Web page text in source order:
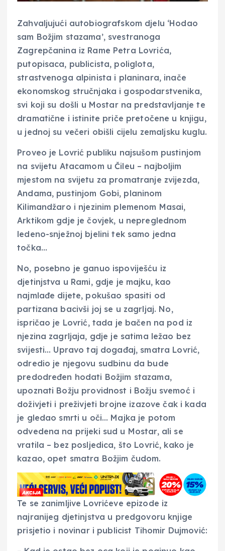
Zahvaljujući autobiografskom djelu ‘Hodao
sam Božjim stazama’, svestranoga
Zagrepčanina iz Rame Petra Lovrića,
putopisaca, publicista, poliglota,
strastvenoga alpinista i planinara, inače
ekonomskog stručnjaka i gospodarstvenika,
svi koji su došli u Mostar na predstavljanje te
dramatične i istinite priče pretočene u knjigu,
u jednoj su večeri obišli cijelu zemaljsku kuglu.
Proveo je Lovrić publiku najsušom pustinjom
na svijetu Atacamom u Čileu – najboljim
mjestom na svijetu za promatranje zvijezda,
Andama, pustinjom Gobi, planinom
Kilimandžaro i njezinim plemenom Masai,
Arktikom gdje je čovjek, u nepreglednom
ledeno-snježnoj bjelini tek samo jedna
točka…
No, posebno je ganuo ispoviješću iz
djetinjstva u Rami, gdje je majku, kao
najmlađe dijete, pokušao spasiti od
partizana bacivši joj se u zagrljaj. No,
ispričao je Lovrić, tada je bačen na pod iz
njezina zagrljaja, gdje je satima ležao bez
svijesti… Upravo taj događaj, smatra Lovrić,
odredio je njegovu sudbinu da bude
predodređen hodati Božjim stazama,
upoznati Božju providnost i Božju svemoć i
doživjeti i preživjeti brojne izazove čak i kada
je gledao smrti u oči… Majka je potom
odvedena na prijeki sud u Mostar, ali se
vratila – bez posljedica, što Lovrić, kako je
kazao, opet smatra Božjim čudom.
Te se zanimljive Lovrićeve epizode iz
najranijeg djetinjstva u predgovoru knjige
prisjetio i novinar i publicist Tihomir Dujmović: